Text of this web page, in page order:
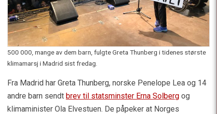
500 000, mange av dem barn, fulgte Greta Thunberg i tidenes største
klimamarsj i Madrid sist fredag.
Fra Madrid har Greta Thunberg, norske Penelope Lea og 14
andre barn sendt brev til statsminster Erna Solberg og
klimaminister Ola Elvestuen. De påpeker at Norges